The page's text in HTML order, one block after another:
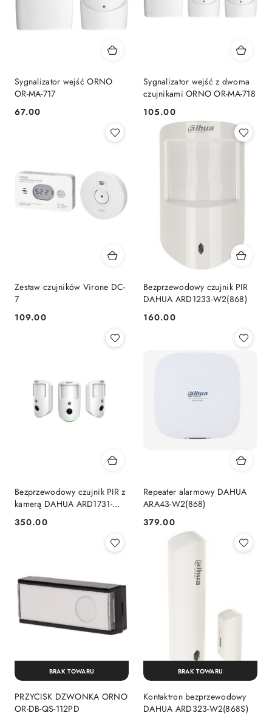
Sygnalizator wejść ORNO
OR-MA-717
Cena:
67.00
Sygnalizator wejść z dwoma
czujnikami ORNO OR-MA-718
Cena:
105.00
Zestaw czujników Virone DC-
7
Cena:
109.00
Bezprzewodowy czujnik PIR
DAHUA ARD1233-W2(868)
Cena:
160.00
Bezprzewodowy czujnik PIR z
kamerą DAHUA ARD1731-
W2(868)
Cena:
350.00
Repeater alarmowy DAHUA
ARA43-W2(868)
Cena:
379.00
PRZYCISK DZWONKA ORNO
OR-DB-QS-112PD
BRAK TOWARU
Kontaktron bezprzewodowy
DAHUA ARD323-W2(868S)
BRAK TOWARU